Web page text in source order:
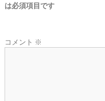
は必須項目です
コメント ※